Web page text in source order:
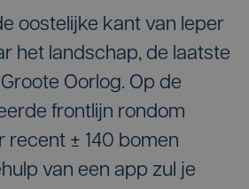
oostelijke kant van Ieper
het landschap, de laatste
Oorlog. Op de
frontlijn rondom
recent ± 140 bomen
van een app zul je